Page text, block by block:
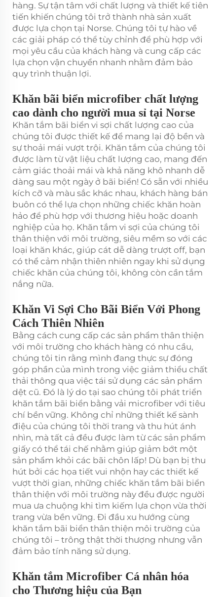
hàng. Sự tận tâm với chất lượng và thiết kế tiên
tiến khiến chúng tôi trở thành nhà sản xuất
được lựa chọn tại Norse. Chúng tôi tự hào về
các giải pháp có thể tùy chỉnh để phù hợp với
mọi yêu cầu của khách hàng và cung cấp các
lựa chọn vận chuyển nhanh nhằm đảm bảo
quy trình thuận lợi.
Khăn bãi biển microfiber chất lượng
cao dành cho người mua sỉ tại Norse
Khăn tắm bãi biển vi sợi chất lượng cao của
chúng tôi được thiết kế để mang lại độ bền và
sự thoải mái vượt trội. Khăn tắm của chúng tôi
được làm từ vật liệu chất lượng cao, mang đến
cảm giác thoải mái và khả năng khô nhanh dễ
dàng sau một ngày ở bãi biển! Có sẵn với nhiều
kích cỡ và màu sắc khác nhau, khách hàng bán
buôn có thể lựa chọn những chiếc khăn hoàn
hảo để phù hợp với thương hiệu hoặc doanh
nghiệp của họ. Khăn tắm vi sợi của chúng tôi
thân thiện với môi trường, siêu mềm so với các
loại khăn khác, giúp cát dễ dàng trượt off, bạn
có thể cảm nhận thiên nhiên ngay khi sử dụng
chiếc khăn của chúng tôi, không còn cần tắm
nắng nữa.
Khăn Vi Sợi Cho Bãi Biển Với Phong
Cách Thiên Nhiên
Bằng cách cung cấp các sản phẩm thân thiện
với môi trường cho khách hàng có nhu cầu,
chúng tôi tin rằng mình đang thực sự đóng
góp phần của mình trong việc giảm thiểu chất
thải thông qua việc tái sử dụng các sản phẩm
dệt cũ. Đó là lý do tại sao chúng tôi phát triển
khăn tắm bãi biển bằng vải microfiber với tiêu
chí bền vững. Không chỉ những thiết kế sành
điệu của chúng tôi thời trang và thu hút ánh
nhìn, mà tất cả đều được làm từ các sản phẩm
giấy có thể tái chế nhằm giúp giảm bớt một
sản phẩm khỏi các bãi chôn lấp! Dù bạn bị thu
hút bởi các họa tiết vui nhộn hay các thiết kế
vượt thời gian, những chiếc khăn tắm bãi biển
thân thiện với môi trường này đều được người
mua ưa chuộng khi tìm kiếm lựa chọn vừa thời
trang vừa bền vững. Đi đầu xu hướng cùng
khăn tắm bãi biển thân thiện môi trường của
chúng tôi – trông thật thời thượng nhưng vẫn
đảm bảo tính năng sử dụng.
Khăn tắm Microfiber Cá nhân hóa
cho Thương hiệu của Bạn